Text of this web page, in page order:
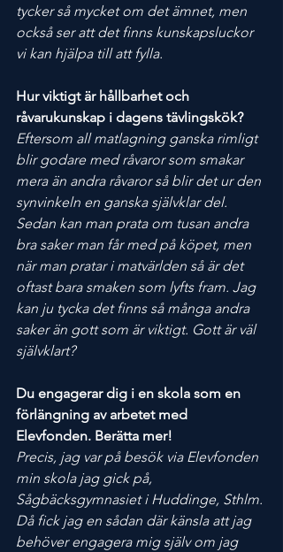
tycker så mycket om det ämnet, men
också ser att det finns kunskapsluckor
vi kan hjälpa till att fylla.
Hur viktigt är hållbarhet och
råvarukunskap i dagens tävlingskök?
Eftersom all matlagning ganska rimligt
blir godare med råvaror som smakar
mera än andra råvaror så blir det ur den
synvinkeln en ganska självklar del.
Sedan kan man prata om tusan andra
bra saker man får med på köpet, men
när man pratar i matvärlden så är det
oftast bara smaken som lyfts fram. Jag
kan ju tycka det finns så många andra
saker än gott som är viktigt. Gott är väl
självklart?
Du engagerar dig i en skola som en
förlängning av arbetet med
Elevfonden. Berätta mer!
Precis, jag var på besök via Elevfonden
min skola jag gick på,
Sågbäcksgymnasiet i Huddinge, Sthlm.
Då fick jag en sådan där känsla att jag
behöver engagera mig själv om jag